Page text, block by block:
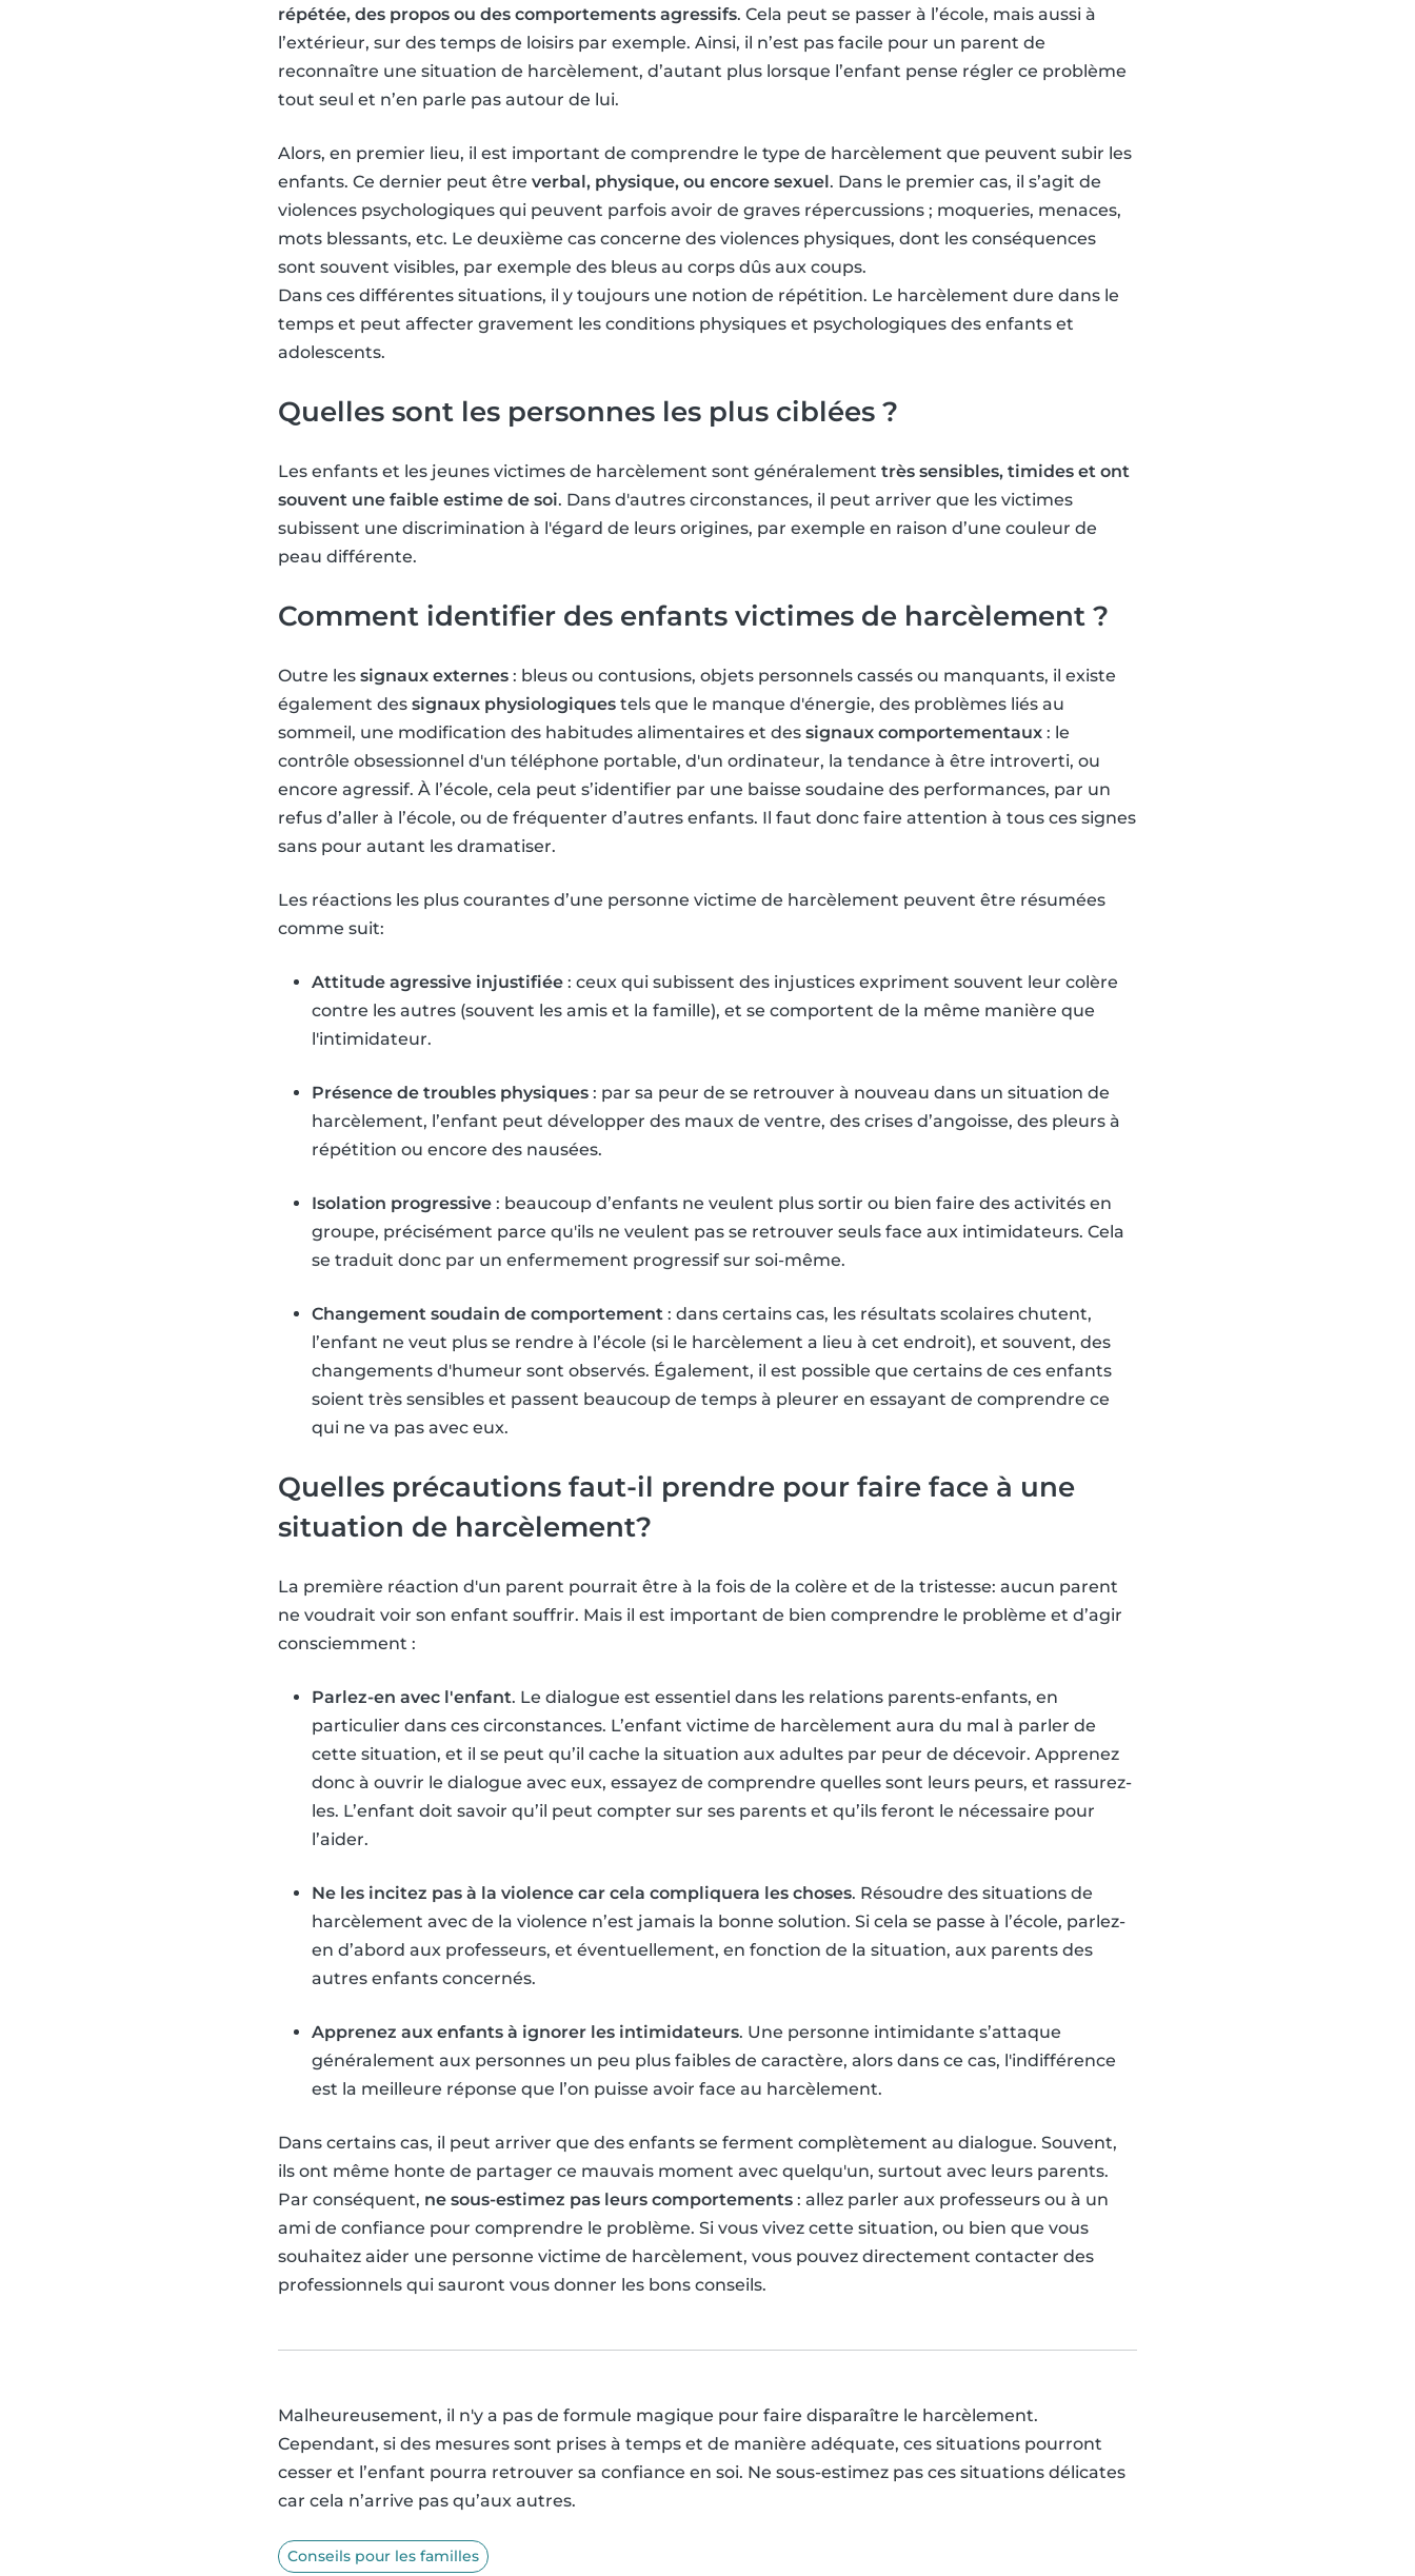
répétée, des propos ou des comportements agressifs. Cela peut se passer à l’école, mais aussi à
l’extérieur, sur des temps de loisirs par exemple. Ainsi, il n’est pas facile pour un parent de
reconnaître une situation de harcèlement, d’autant plus lorsque l’enfant pense régler ce problème
tout seul et n’en parle pas autour de lui.
Alors, en premier lieu, il est important de comprendre le type de harcèlement que peuvent subir les
enfants. Ce dernier peut être verbal, physique, ou encore sexuel. Dans le premier cas, il s’agit de
violences psychologiques qui peuvent parfois avoir de graves répercussions ; moqueries, menaces,
mots blessants, etc. Le deuxième cas concerne des violences physiques, dont les conséquences
sont souvent visibles, par exemple des bleus au corps dûs aux coups.
Dans ces différentes situations, il y toujours une notion de répétition. Le harcèlement dure dans le
temps et peut affecter gravement les conditions physiques et psychologiques des enfants et
adolescents.
Quelles sont les personnes les plus ciblées ?
Les enfants et les jeunes victimes de harcèlement sont généralement très sensibles, timides et ont
souvent une faible estime de soi. Dans d'autres circonstances, il peut arriver que les victimes
subissent une discrimination à l'égard de leurs origines, par exemple en raison d’une couleur de
peau différente.
Comment identifier des enfants victimes de harcèlement ?
Outre les signaux externes : bleus ou contusions, objets personnels cassés ou manquants, il existe
également des signaux physiologiques tels que le manque d'énergie, des problèmes liés au
sommeil, une modification des habitudes alimentaires et des signaux comportementaux : le
contrôle obsessionnel d'un téléphone portable, d'un ordinateur, la tendance à être introverti, ou
encore agressif. À l’école, cela peut s’identifier par une baisse soudaine des performances, par un
refus d’aller à l’école, ou de fréquenter d’autres enfants. Il faut donc faire attention à tous ces signes
sans pour autant les dramatiser.
Les réactions les plus courantes d’une personne victime de harcèlement peuvent être résumées
comme suit:
Attitude agressive injustifiée : ceux qui subissent des injustices expriment souvent leur colère
contre les autres (souvent les amis et la famille), et se comportent de la même manière que
l'intimidateur.
Présence de troubles physiques : par sa peur de se retrouver à nouveau dans un situation de
harcèlement, l’enfant peut développer des maux de ventre, des crises d’angoisse, des pleurs à
répétition ou encore des nausées.
Isolation progressive : beaucoup d’enfants ne veulent plus sortir ou bien faire des activités en
groupe, précisément parce qu'ils ne veulent pas se retrouver seuls face aux intimidateurs. Cela
se traduit donc par un enfermement progressif sur soi-même.
Changement soudain de comportement : dans certains cas, les résultats scolaires chutent,
l’enfant ne veut plus se rendre à l’école (si le harcèlement a lieu à cet endroit), et souvent, des
changements d'humeur sont observés. Également, il est possible que certains de ces enfants
soient très sensibles et passent beaucoup de temps à pleurer en essayant de comprendre ce
qui ne va pas avec eux.
Quelles précautions faut-il prendre pour faire face à une
situation de harcèlement?
La première réaction d'un parent pourrait être à la fois de la colère et de la tristesse: aucun parent
ne voudrait voir son enfant souffrir. Mais il est important de bien comprendre le problème et d’agir
consciemment :
Parlez-en avec l'enfant. Le dialogue est essentiel dans les relations parents-enfants, en
particulier dans ces circonstances. L’enfant victime de harcèlement aura du mal à parler de
cette situation, et il se peut qu’il cache la situation aux adultes par peur de décevoir. Apprenez
donc à ouvrir le dialogue avec eux, essayez de comprendre quelles sont leurs peurs, et rassurez-
les. L’enfant doit savoir qu’il peut compter sur ses parents et qu’ils feront le nécessaire pour
l’aider.
Ne les incitez pas à la violence car cela compliquera les choses. Résoudre des situations de
harcèlement avec de la violence n’est jamais la bonne solution. Si cela se passe à l’école, parlez-
en d’abord aux professeurs, et éventuellement, en fonction de la situation, aux parents des
autres enfants concernés.
Apprenez aux enfants à ignorer les intimidateurs. Une personne intimidante s’attaque
généralement aux personnes un peu plus faibles de caractère, alors dans ce cas, l'indifférence
est la meilleure réponse que l’on puisse avoir face au harcèlement.
Dans certains cas, il peut arriver que des enfants se ferment complètement au dialogue. Souvent,
ils ont même honte de partager ce mauvais moment avec quelqu'un, surtout avec leurs parents.
Par conséquent, ne sous-estimez pas leurs comportements : allez parler aux professeurs ou à un
ami de confiance pour comprendre le problème. Si vous vivez cette situation, ou bien que vous
souhaitez aider une personne victime de harcèlement, vous pouvez directement contacter des
professionnels qui sauront vous donner les bons conseils.
Malheureusement, il n'y a pas de formule magique pour faire disparaître le harcèlement.
Cependant, si des mesures sont prises à temps et de manière adéquate, ces situations pourront
cesser et l’enfant pourra retrouver sa confiance en soi. Ne sous-estimez pas ces situations délicates
car cela n’arrive pas qu’aux autres.
Conseils pour les familles